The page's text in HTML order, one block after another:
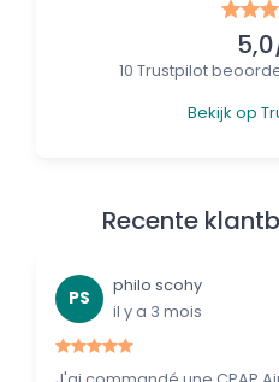
10 Trustpilot
Bekijk op
Recente
PS
philo scohy
il y a 3 mois